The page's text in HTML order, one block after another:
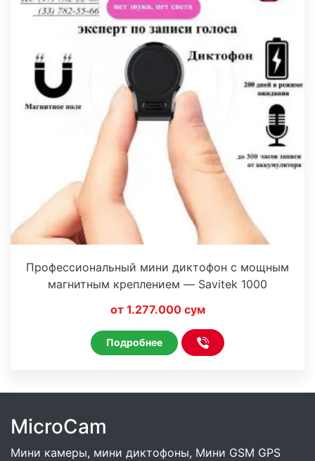
Профессиональный мини диктофон с мощным
магнитным креплением — Savitek 1000
от 1.277.000 сум
Подробнее
MicroCam
Мини камеры, мини диктофоны, Мини GSM GPS